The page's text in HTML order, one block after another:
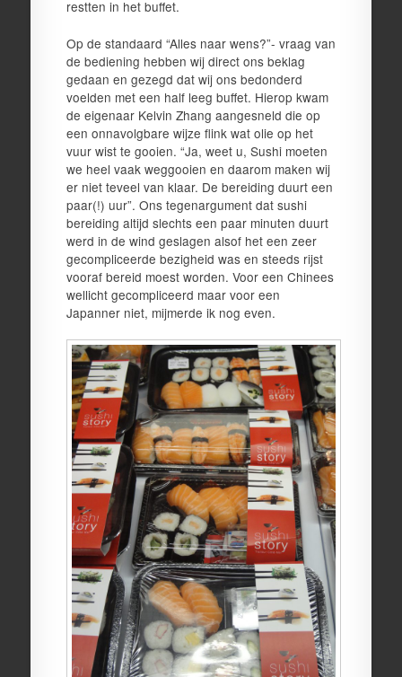
restten in het buffet.
Op de standaard “Alles naar wens?”- vraag van
de bediening hebben wij direct ons beklag
gedaan en gezegd dat wij ons bedonderd
voelden met een half leeg buffet. Hierop kwam
de eigenaar Kelvin Zhang aangesneld die op
een onnavolgbare wijze flink wat olie op het
vuur wist te gooien. “Ja, weet u, Sushi moeten
we heel vaak weggooien en daarom maken wij
er niet teveel van klaar. De bereiding duurt een
paar(!) uur”. Ons tegenargument dat sushi
bereiding altijd slechts een paar minuten duurt
werd in de wind geslagen alsof het een zeer
gecompliceerde bezigheid was en steeds rijst
vooraf bereid moest worden. Voor een Chinees
wellicht gecompliceerd maar voor een
Japanner niet, mijmerde ik nog even.